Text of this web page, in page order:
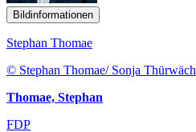
Bildinformationen
Stephan Thomae
© Stephan Thomae/ Sonja
Thomae, Stephan
FDP